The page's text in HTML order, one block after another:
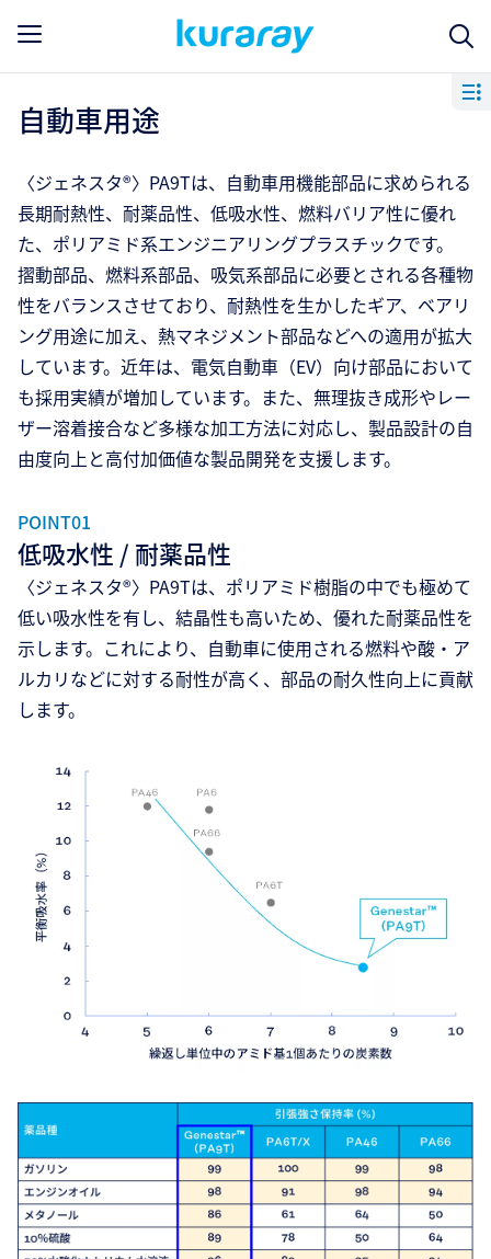
自動車用途
〈ジェネスタ®〉PA9Tは、自動車用機能部品に求められる
長期耐熱性、耐薬品性、低吸水性、燃料バリア性に優れ
た、ポリアミド系エンジニアリングプラスチックです。
摺動部品、燃料系部品、吸気系部品に必要とされる各種物
性をバランスさせており、耐熱性を生かしたギア、ベアリ
ング用途に加え、熱マネジメント部品などへの適用が拡大
しています。近年は、電気自動車（EV）向け部品において
も採用実績が増加しています。また、無理抜き成形やレー
ザー溶着接合など多様な加工方法に対応し、製品設計の自
由度向上と高付加価値な製品開発を支援します。
POINT01
低吸水性 / 耐薬品性
〈ジェネスタ®〉PA9Tは、ポリアミド樹脂の中でも極めて
低い吸水性を有し、結晶性も高いため、優れた耐薬品性を
示します。これにより、自動車に使用される燃料や酸・ア
ルカリなどに対する耐性が高く、部品の耐久性向上に貢献
します。